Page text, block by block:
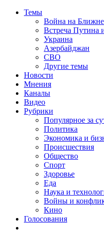
Темы
Война на
Встреча Путина
Украина
Азербайджан
СВО
Другие темы
Новости
Мнения
Каналы
Видео
Рубрики
Популярное за
Политика
Экономика и
Происшествия
Общество
Спорт
Здоровье
Еда
Наука и
Войны и
Кино
Голосования